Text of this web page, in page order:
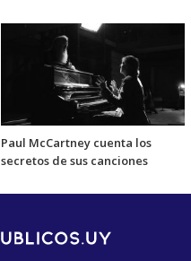
Paul McCartney cuenta los
secretos de sus canciones